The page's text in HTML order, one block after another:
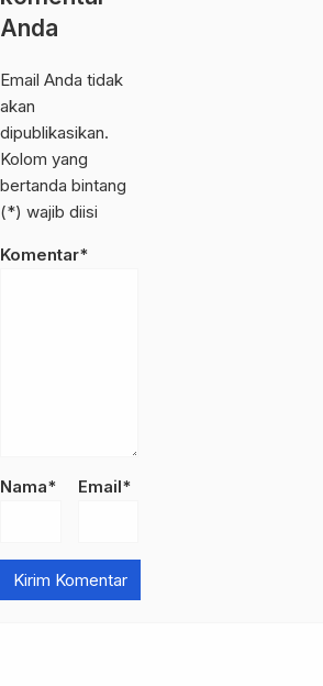
Anda
Email Anda tidak
akan
dipublikasikan.
Kolom yang
bertanda bintang
(*) wajib diisi
Komentar*
Nama* Email*